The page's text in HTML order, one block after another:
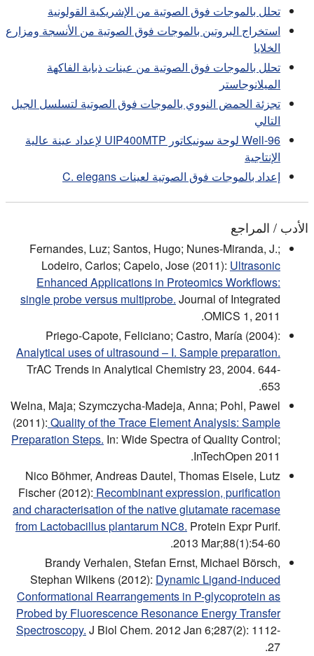
تحلل بالموجات فوق الصوتية من الإشريكية القولونية
استخراج البروتين بالموجات فوق الصوتية من الأنسجة ومزارع
الخلايا
تحلل بالموجات فوق الصوتية من عينات ذبابة الفاكهة
الميلانوجاستر
تجزئة الحمض النووي بالموجات فوق الصوتية لتسلسل الجيل
التالي
96-Well لوحة سونيكاتور UIP400MTP لإعداد عينة عالية
الإنتاجية
إعداد بالموجات فوق الصوتية لعينات C. elegans
الأدب / المراجع
Fernandes, Luz; Santos, Hugo; Nunes-Miranda, J.;
Lodeiro, Carlos; Capelo, Jose (2011): Ultrasonic
Enhanced Applications in Proteomics Workflows:
single probe versus multiprobe. Journal of Integrated
OMICS 1, 2011.
Priego-Capote, Feliciano; Castro, María (2004):
Analytical uses of ultrasound – I. Sample preparation.
TrAC Trends in Analytical Chemistry 23, 2004. 644-
653.
Welna, Maja; Szymczycha-Madeja, Anna; Pohl, Pawel
(2011): Quality of the Trace Element Analysis: Sample
Preparation Steps. In: Wide Spectra of Quality Control;
InTechOpen 2011.
Nico Böhmer, Andreas Dautel, Thomas Eisele, Lutz
Fischer (2012): Recombinant expression, purification
and characterisation of the native glutamate racemase
from Lactobacillus plantarum NC8. Protein Expr Purif.
2013 Mar;88(1):54-60.
Brandy Verhalen, Stefan Ernst, Michael Börsch,
Stephan Wilkens (2012): Dynamic Ligand-induced
Conformational Rearrangements in P-glycoprotein as
Probed by Fluorescence Resonance Energy Transfer
Spectroscopy. J Biol Chem. 2012 Jan 6;287(2): 1112-
27.